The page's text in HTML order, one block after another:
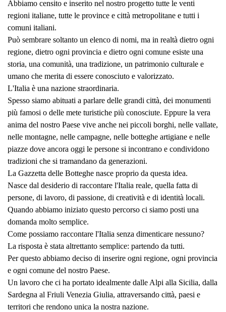
Abbiamo censito e inserito nel nostro progetto tutte le venti
regioni italiane, tutte le province e città metropolitane e tutti i
comuni italiani.
Può sembrare soltanto un elenco di nomi, ma in realtà dietro ogni
regione, dietro ogni provincia e dietro ogni comune esiste una
storia, una comunità, una tradizione, un patrimonio culturale e
umano che merita di essere conosciuto e valorizzato.
L'Italia è una nazione straordinaria.
Spesso siamo abituati a parlare delle grandi città, dei monumenti
più famosi o delle mete turistiche più conosciute. Eppure la vera
anima del nostro Paese vive anche nei piccoli borghi, nelle vallate,
nelle montagne, nelle campagne, nelle botteghe artigiane e nelle
piazze dove ancora oggi le persone si incontrano e condividono
tradizioni che si tramandano da generazioni.
La Gazzetta delle Botteghe nasce proprio da questa idea.
Nasce dal desiderio di raccontare l'Italia reale, quella fatta di
persone, di lavoro, di passione, di creatività e di identità locali.
Quando abbiamo iniziato questo percorso ci siamo posti una
domanda molto semplice.
Come possiamo raccontare l'Italia senza dimenticare nessuno?
La risposta è stata altrettanto semplice: partendo da tutti.
Per questo abbiamo deciso di inserire ogni regione, ogni provincia
e ogni comune del nostro Paese.
Un lavoro che ci ha portato idealmente dalle Alpi alla Sicilia, dalla
Sardegna al Friuli Venezia Giulia, attraversando città, paesi e
territori che rendono unica la nostra nazione.